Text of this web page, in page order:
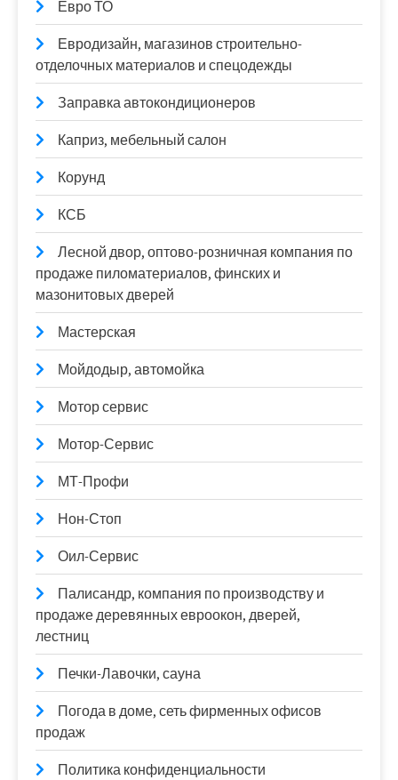
Евро ТО
Евродизайн, магазинов строительно-
отделочных материалов и спецодежды
Заправка автокондиционеров
Каприз, мебельный салон
Корунд
КСБ
Лесной двор, оптово-розничная компания по
продаже пиломатериалов, финских и
мазонитовых дверей
Мастерская
Мойдодыр, автомойка
Мотор сервис
Мотор-Сервис
МТ-Профи
Нон-Стоп
Оил-Сервис
Палисандр, компания по производству и
продаже деревянных евроокон, дверей,
лестниц
Печки-Лавочки, сауна
Погода в доме, сеть фирменных офисов
продаж
Политика конфиденциальности